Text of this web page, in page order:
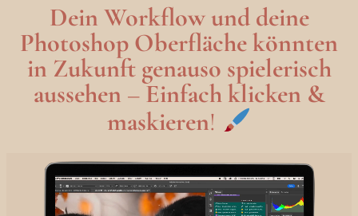
Dein Workflow und deine
Photoshop Oberfläche könnten
in Zukunft genauso spielerisch
aussehen –Einfachklicken &
maskieren!